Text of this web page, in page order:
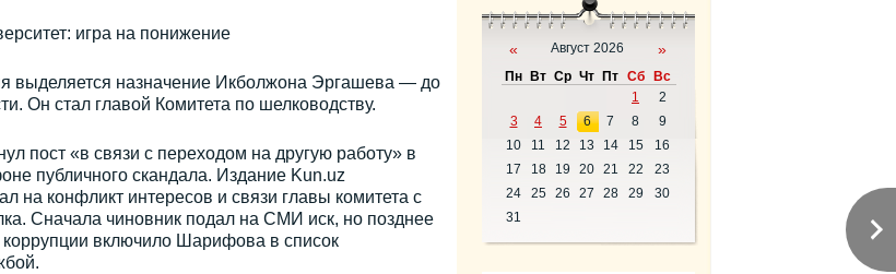
игра на понижение
выделяется назначение Икболжона Эргашева — до
Он стал главой Комитета по шелководству.
пост «в связи с переходом на другую работу» в
публичного скандала. Издание Kun.uz
на конфликт интересов и связи главы комитета с
Сначала чиновник подал на СМИ иск, но позднее
коррупции включило Шарифова в список
« Август 2026 »
Пн Вт Ср Чт Пт Сб
Вс
1
2
3
4 5 6 7 8
9
10
11 12 13 14 15
16
17
18 19 20 21 22
23
24
25 26 27 28 29
30
31